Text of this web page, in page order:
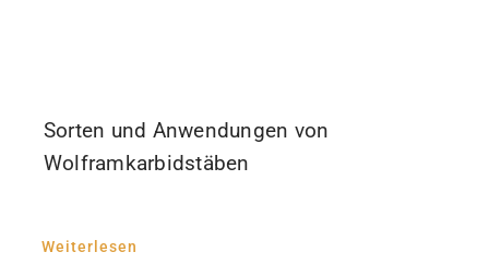
Sorten und Anwendungen von
Wolframkarbidstäben
Weiterlesen